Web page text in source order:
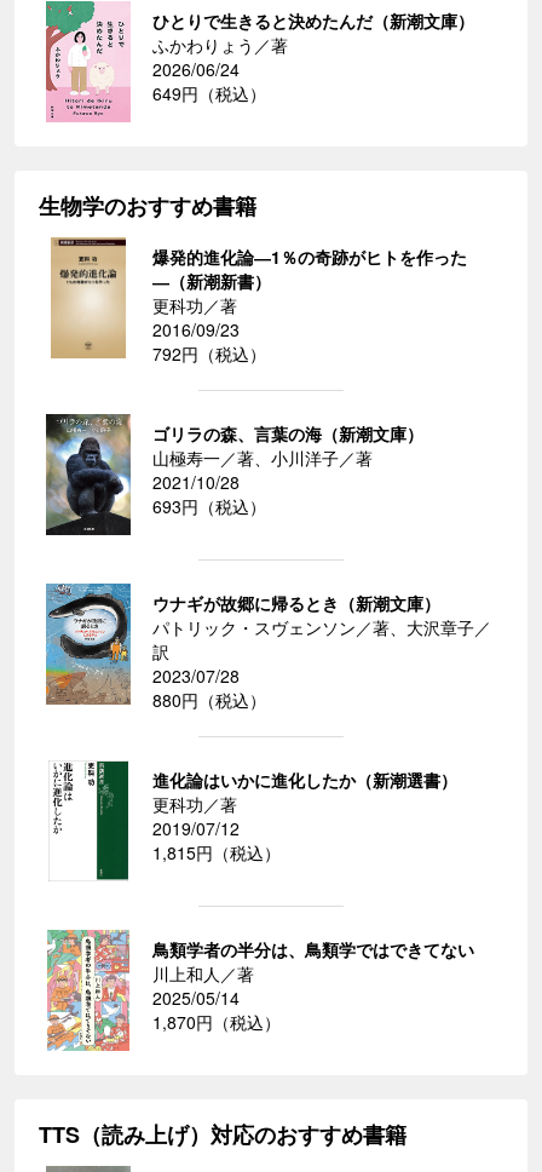
ひとりで生きると決めたんだ（新潮文庫）
ふかわりょう／著
2026/06/24
649円（税込）
生物学のおすすめ書籍
爆発的進化論―1％の奇跡がヒトを作った
―（新潮新書）
更科功／著
2016/09/23
792円（税込）
ゴリラの森、言葉の海（新潮文庫）
山極寿一／著、小川洋子／著
2021/10/28
693円（税込）
ウナギが故郷に帰るとき（新潮文庫）
パトリック・スヴェンソン／著、大沢章子／
訳
2023/07/28
880円（税込）
進化論はいかに進化したか（新潮選書）
更科功／著
2019/07/12
1,815円（税込）
鳥類学者の半分は、鳥類学ではできてない
川上和人／著
2025/05/14
1,870円（税込）
TTS（読み上げ）対応のおすすめ書籍